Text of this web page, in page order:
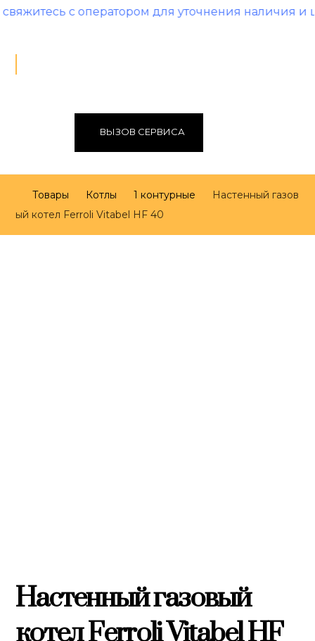
с оператором для уточнения наличия и цены!
ВЫЗОВ СЕРВИСА
Товары Котлы 1 контурные
Настенный газов
ый котел Ferroli Vitabel HF 40
Настенный газовый
котел Ferroli Vitabel HF